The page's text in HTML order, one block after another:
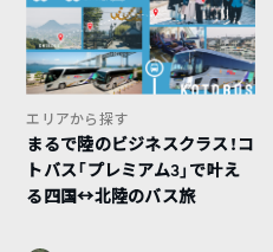
エリアから探す
まるで陸のビジネスクラス！コ
トバス「プレミアム3」で叶え
る四国↔︎北陸のバス旅